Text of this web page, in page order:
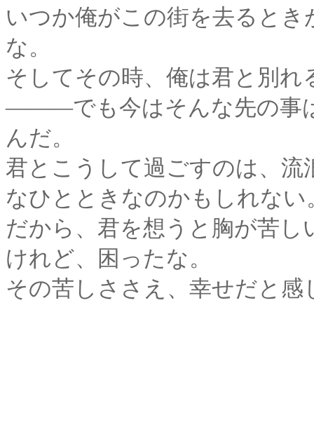
いつか俺がこの街を去ると
な。
そしてその時、俺は君と別
―――でも今はそんな先の事
んだ。
君とこうして過ごすのは、
なひとときなのかもしれない
だから、君を想うと胸が苦し
けれど、困ったな。
その苦しささえ、幸せだと感